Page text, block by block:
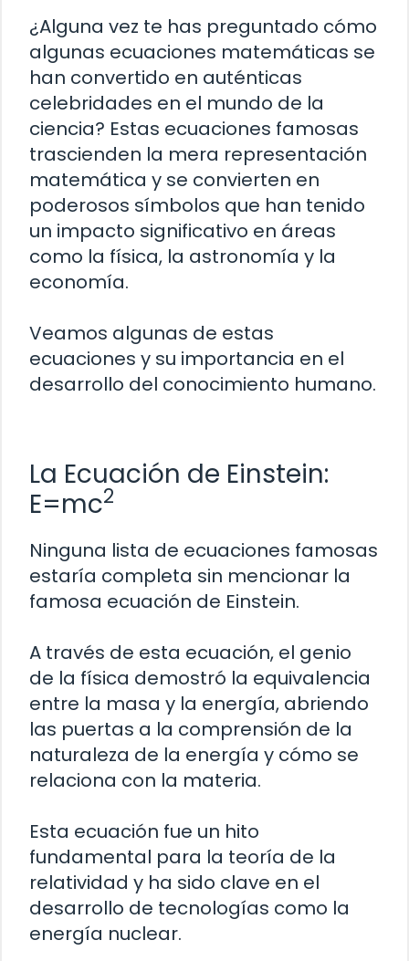
¿Alguna vez te has preguntado cómo
algunas ecuaciones matemáticas se
han convertido en auténticas
celebridades en el mundo de la
ciencia? Estas ecuaciones famosas
trascienden la mera representación
matemática y se convierten en
poderosos símbolos que han tenido
un impacto significativo en áreas
como la física, la astronomía y la
economía.
Veamos algunas de estas
ecuaciones y su importancia en el
desarrollo del conocimiento humano.
La Ecuación de Einstein:
E=mc2
Ninguna lista de ecuaciones famosas
estaría completa sin mencionar la
famosa ecuación de Einstein.
A través de esta ecuación, el genio
de la física demostró la equivalencia
entre la masa y la energía, abriendo
las puertas a la comprensión de la
naturaleza de la energía y cómo se
relaciona con la materia.
Esta ecuación fue un hito
fundamental para la teoría de la
relatividad y ha sido clave en el
desarrollo de tecnologías como la
energía nuclear.